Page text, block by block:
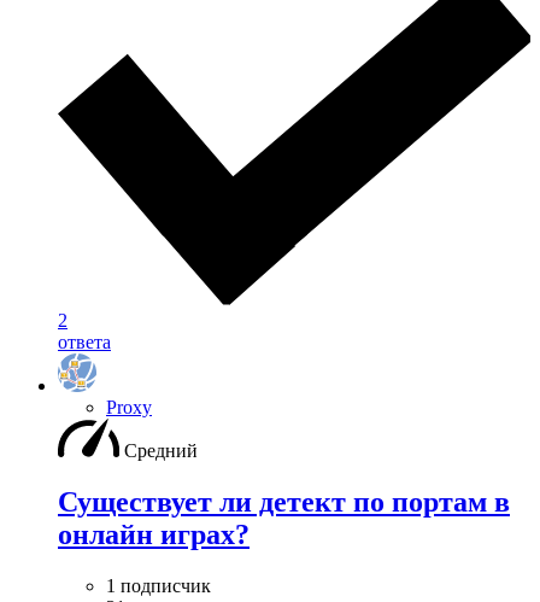
2
ответа
Proxy
Средний
Существует ли детект по портам в
онлайн играх?
1 подписчик